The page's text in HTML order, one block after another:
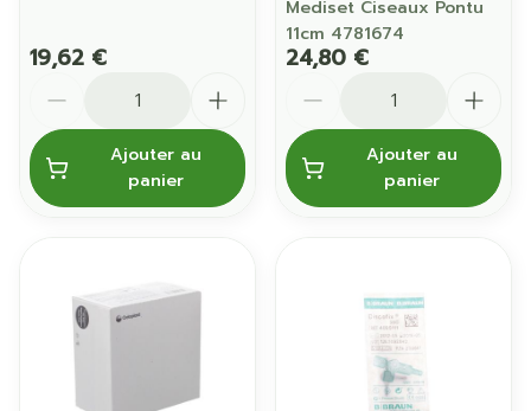
19,62 €
Ajouter au
panier
Mediset Ciseaux Pontu
11cm 4781674
24,80 €
Ajouter au
panier